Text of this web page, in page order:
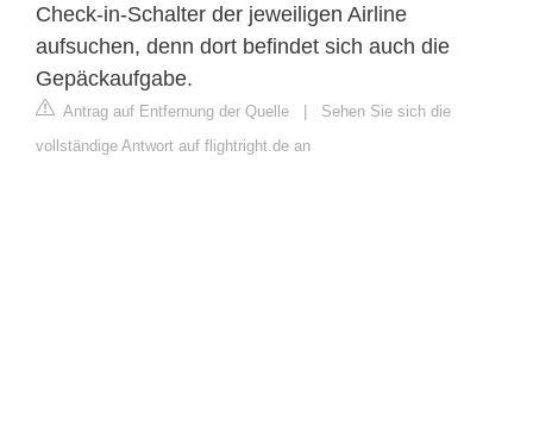
Check-in-Schalter der jeweiligen Airline
aufsuchen, denn dort befindet sich auch die
Gepäckaufgabe.
Antrag auf Entfernung der Quelle | Sehen Sie sich die
vollständige Antwort auf flightright.de an